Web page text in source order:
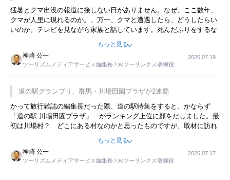
開催
猛暑とクマ出没の報道に接しない日がありません。なぜ、ここ数年、
クマが人里に現れるのか。、万一、クマと遭遇したら、どうしたらい
いのか。テレビを見ながら家族と話しています。死んだふりをするな
んてことは、冗談でもいえません。そんな中で、この企画展はタイム
もっと見る
神崎 公一
ツーリズムメディアサービス編集長 / ㈱ツーリンクス取締役
2026.07.19
道の駅グランプリ、群馬・川場田園プラザが2連覇
かって旅行雑誌の編集長だった際、道の駅特集をすると、かならず
「道の駅 川場田園プラザ」 がランキング上位に顔をだしました。最
初は川場村？ どこにある村なのかと思ったものですが、取材に訪れ
永井 彰一社長にインタビューしたら、興味深い話が次々が飛び出しま
した。プレゼンも巧みで、今でも思い出すことが２つあります。一つ
は、従業員に東京ディズニーランドを見学させ、サービス業、接客業
の何かを理解してもらっていることです。 もう一つは1800円もする
プレミアムヨーグルトを販売するにあたり、社内に懸念もあったそう
もっと見る
神崎 公一
ツーリズムメディアサービス編集長 / ㈱ツーリンクス取締役
2026.07.17